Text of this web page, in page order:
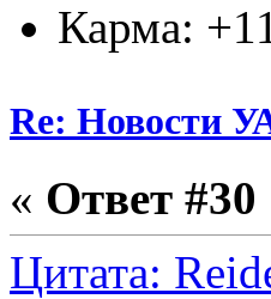
Карма:
Re: Новости
« Ответ #30
Цитата: